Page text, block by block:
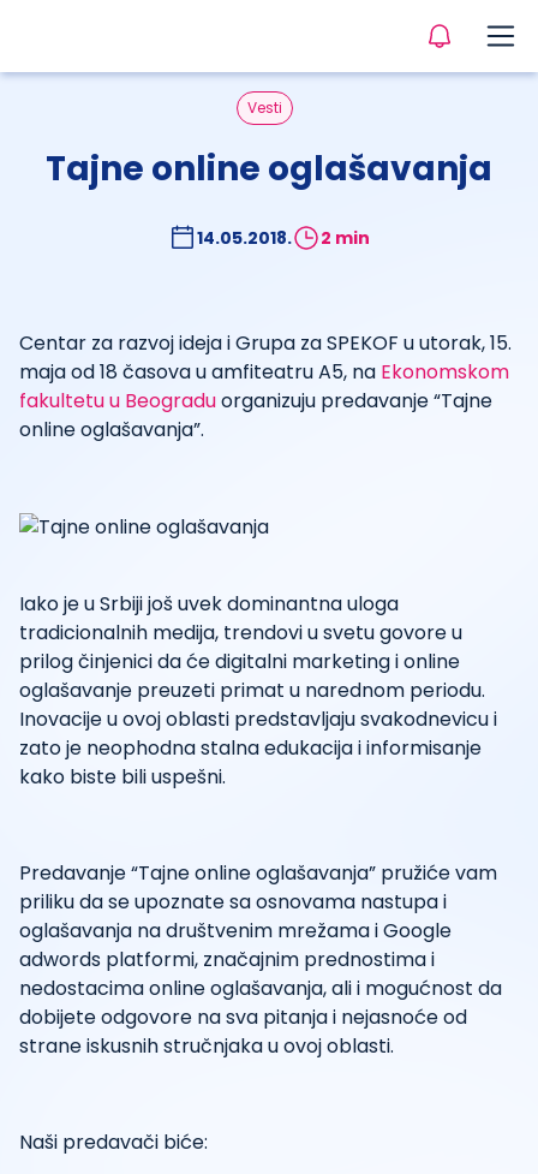
Vesti
Tajne online oglašavanja
14.05.2018. 2 min
Centar za razvoj ideja i Grupa za SPEKOF u utorak, 15.
maja od 18 časova u amfiteatru A5, na Ekonomskom
fakultetu u Beograduorganizuju predavanje “Tajne
online oglašavanja”.
Iako je u Srbiji još uvek dominantna uloga
tradicionalnih medija, trendovi u svetu govore u
prilog činjenici da će digitalni marketing i online
oglašavanje preuzeti primat u narednom periodu.
Inovacije u ovoj oblasti predstavljaju svakodnevicu i
zato je neophodna stalna edukacija i informisanje
kako biste bili uspešni.
Predavanje “Tajne online oglašavanja” pružiće vam
priliku da se upoznate sa osnovama nastupa i
oglašavanja na društvenim mrežama i Google
adwords platformi, značajnim prednostima i
nedostacima online oglašavanja, ali i mogućnost da
dobijete odgovore na sva pitanja i nejasnoće od
strane iskusnih stručnjaka u ovoj oblasti.
Naši predavači biće: